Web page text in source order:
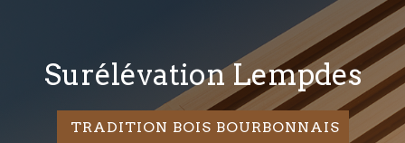
Surélévation Lempdes
TRADITION BOIS BOURBONNAIS